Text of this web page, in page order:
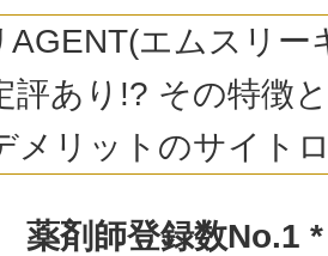
薬剤師登録数No.1 *